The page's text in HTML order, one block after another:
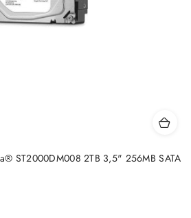
ST2000DM008 2TB 3,5" 256MB SATA